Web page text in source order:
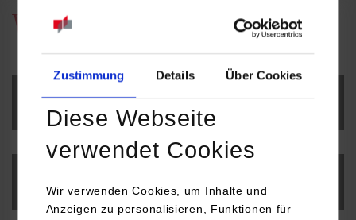
Zustimmung Details Über Cookies
Diese Webseite
verwendet Cookies
Wir verwenden Cookies, um Inhalte und
Anzeigen zu personalisieren, Funktionen für
Wissenschaftliche Arbeiten
Projektarbeiten